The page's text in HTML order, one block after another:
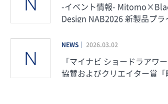
-イベント情報- Mitomo×Blackmagic
Design NAB2026 新製品プ
NEWS 2026.03.02
「マイナビ ショードラアワ
協賛およびクリエイター賞